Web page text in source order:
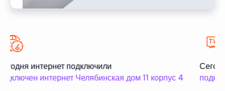
интернет подключили
интернет Челябинская дом 11 корпус 4